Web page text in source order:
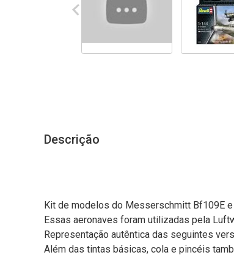
Descrição
Kit de modelos do Messerschmitt Bf109E
Essas aeronaves foram utilizadas pela
Representação autêntica das seguintes
Além das tintas básicas, cola e pincéis